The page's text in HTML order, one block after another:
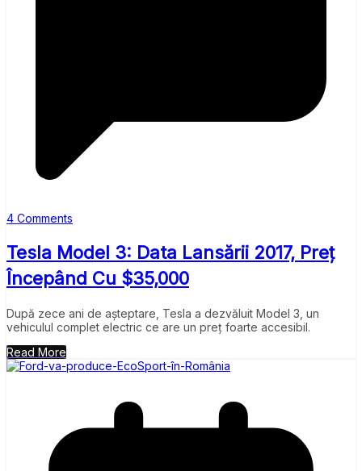
4 Comments
Tesla Model 3: Data Lansării 2017, Preț
Începând Cu $35,000
După zece ani de așteptare, Tesla a dezvăluit Model 3, un
vehiculul complet electric ce are un preț foarte accesibil.
Read More